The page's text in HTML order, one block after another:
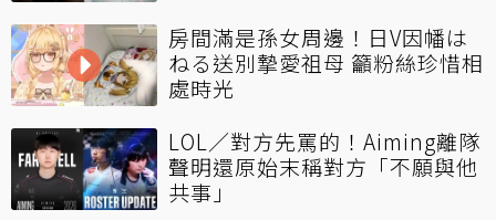
房間滿是孫女周邊！日V因幡は
ねる送別摯愛祖母 籲粉絲珍惜相
處時光
LOL／對方先罵的！Aiming離隊
聲明還原始末稱對方「不願與他
共事」